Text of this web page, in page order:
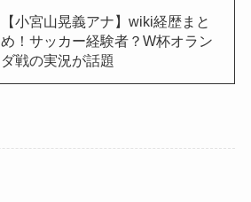
【小宮山晃義アナ】wiki経歴まと
め！サッカー経験者？W杯オラン
ダ戦の実況が話題